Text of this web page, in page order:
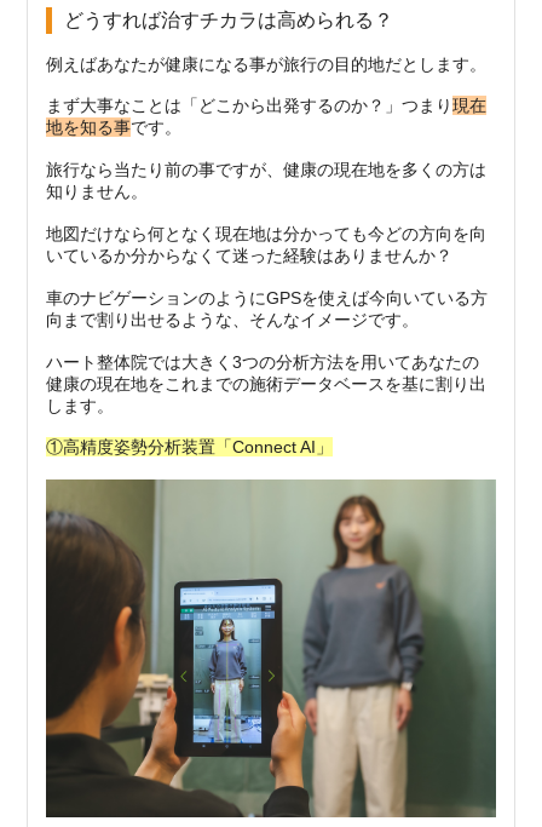
どうすれば治すチカラは高められる？
例えばあなたが健康になる事が旅行の目的地だとします。
まず大事なことは「どこから出発するのか？」つまり現在
地を知る事です。
旅行なら当たり前の事ですが、健康の現在地を多くの方は
知りません。
地図だけなら何となく現在地は分かっても今どの方向を向
いているか分からなくて迷った経験はありませんか？
車のナビゲーションのようにGPSを使えば今向いている方
向まで割り出せるような、そんなイメージです。
ハート整体院では大きく3つの分析方法を用いてあなたの
健康の現在地をこれまでの施術データベースを基に割り出
します。
①高精度姿勢分析装置「Connect AI」